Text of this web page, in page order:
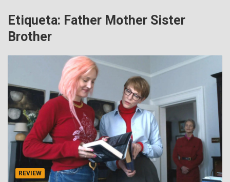
Etiqueta: Father Mother Sister
Brother
REVIEW